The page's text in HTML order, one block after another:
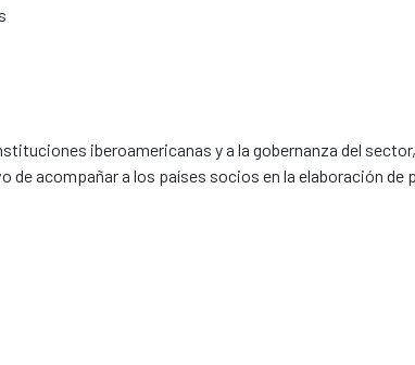
iberoamericanas y a la gobernanza del
acompañar a los países socios en la elaboración de